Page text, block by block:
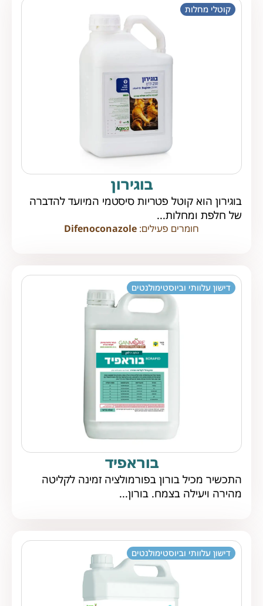
קוטלי מחלות
בוגירון
בוגירון הוא קוטל פטריות סיסטמי המיועד להדברה
של חלפת ומחלות...
חומרים פעילים: Difenoconazole
דישון עלוותי וביוסטימולנטים
בוראפיד
התכשיר מכיל בורון בפורמולציה זמינה לקליטה
מהירה ויעילה בצמח. בורון...
דישון עלוותי וביוסטימולנטים